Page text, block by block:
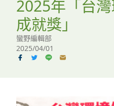
環境教育
白海豚媽祖宮
支持蠻野
臉書
2025年「台
成就獎」
蠻野編輯部
2025/04/01